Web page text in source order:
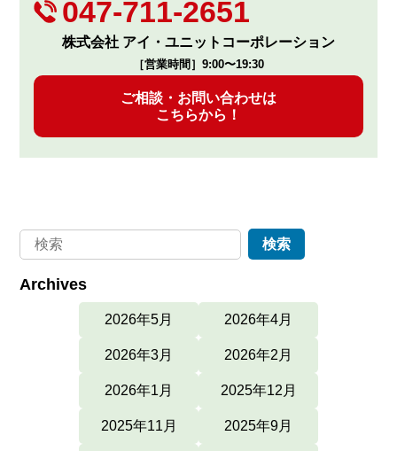
047-711-2651
株式会社 アイ・ユニットコーポレーション
［営業時間］9:00〜19:30
ご相談・お問い合わせは
こちらから！
Archives
2026年5月 2026年4月
2026年3月 2026年2月
2026年1月 2025年12月
2025年11月 2025年9月